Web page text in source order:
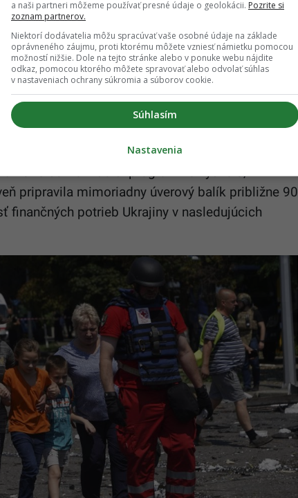
HDP na odhadovaných 122,6 percenta.
2022, ktorá dramaticky zvýšila výdavky na
infraštruktúry.
pôžičkami a pomocou od
2026 schválil ďalší program vo výške 8,1
pripravila mimoriadny úverový balík približne 90
finančných potrieb Ukrajiny v nasledujúcich
a naši partneri môžeme používať presné údaje o geolokácii. Pozrite si
zoznam partnerov.
Niektorí dodávatelia môžu spracúvať vaše osobné údaje na základe
oprávneného záujmu, proti ktorému môžete vzniesť námietku pomocou
možností nižšie. Dole na tejto stránke alebo v ponuke webu nájdite
odkaz, pomocou ktorého môžete spravovať alebo odvolať súhlas
v nastaveniach ochrany súkromia a súborov cookie.
Súhlasím
Nastavenia